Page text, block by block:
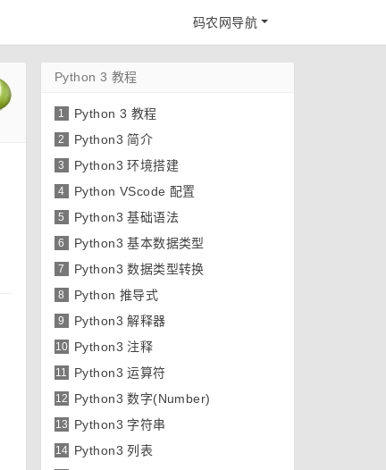
码农网导航
Python 3 教程
1 Python 3 教程
2 Python3 简介
3 Python3 环境搭建
4 Python VScode 配置
5 Python3 基础语法
6 Python3 基本数据类型
7 Python3 数据类型转换
8 Python 推导式
9 Python3 解释器
10 Python3 注释
11 Python3 运算符
12 Python3 数字(Number)
13 Python3 字符串
14 Python3 列表